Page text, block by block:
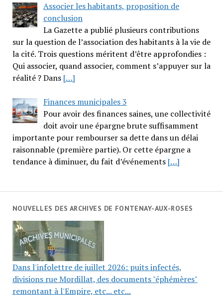
Associer les habitants, proposition de
conclusion
La Gazette a publié plusieurs contributions
sur la question de l’association des habitants à la vie de
la cité. Trois questions méritent d’être approfondies :
Qui associer, quand associer, comment s’appuyer sur la
réalité ? Dans […]
Finances municipales 3
Pour avoir des finances saines, une collectivité
doit avoir une épargne brute suffisamment
importante pour rembourser sa dette dans un délai
raisonnable (première partie). Or cette épargne a
tendance à diminuer, du fait d’événements […]
NOUVELLES DES ARCHIVES DE FONTENAY-AUX-ROSES
Dans l'infolettre de juillet 2026: puits infectés,
divisions rue Mordillat, des documents "éphémères"
remontant à l'Empire, etc... etc...